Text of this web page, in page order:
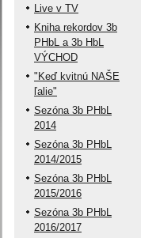
Live v TV
Kniha rekordov 3b
PHbL a 3b HbL
VÝCHOD
"Keď kvitnú NAŠE
ľalie"
Sezóna 3b PHbL
2014
Sezóna 3b PHbL
2014/2015
Sezóna 3b PHbL
2015/2016
Sezóna 3b PHbL
2016/2017